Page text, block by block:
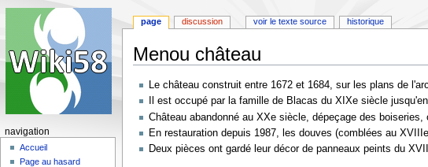
Menou château
Aller
navigation
Aller
recherche
Le château construit entre 1672 et 1684, sur les plans de
Il est occupé par la famille de Blacas du XIXe siècle
Château abandonné au XXe siècle, dépeçage des boiseries,
En restauration depuis 1987, les douves (comblées au
Deux pièces ont gardé leur décor de panneaux peints du
page discussion voir le texte source historique
navigation
Accueil
Page au hasard